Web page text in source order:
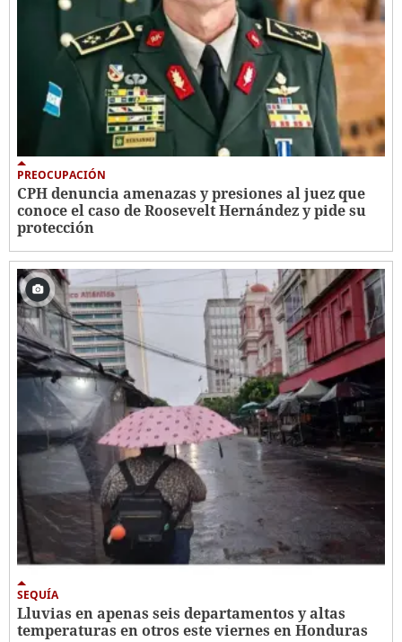
PREOCUPACIÓN
CPH denuncia amenazas y presiones al juez que
conoce el caso de Roosevelt Hernández y pide su
protección
SEQUÍA
Lluvias en apenas seis departamentos y altas
temperaturas en otros este viernes en Honduras